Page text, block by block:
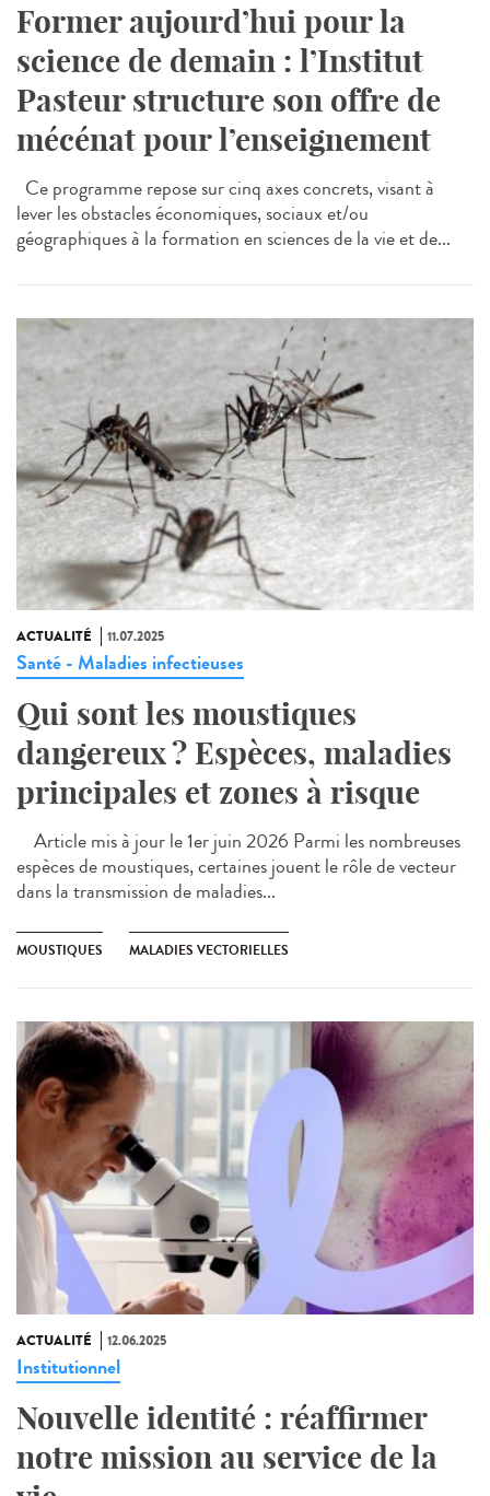
Former aujourd’hui pour la
science de demain : l’Institut
Pasteur structure son offre de
mécénat pour l’enseignement
Ce programme repose sur cinq axes concrets, visant à
lever les obstacles économiques, sociaux et/ou
géographiques à la formation en sciences de la vie et de...
ACTUALITÉ 11.07.2025
Santé - Maladies infectieuses
Qui sont les moustiques
dangereux ? Espèces, maladies
principales et zones à risque
Article mis à jour le 1er juin 2026 Parmi les nombreuses
espèces de moustiques, certaines jouent le rôle de vecteur
dans la transmission de maladies...
MOUSTIQUES MALADIES VECTORIELLES
ACTUALITÉ 12.06.2025
Institutionnel
Nouvelle identité : réaffirmer
notre mission au service de la